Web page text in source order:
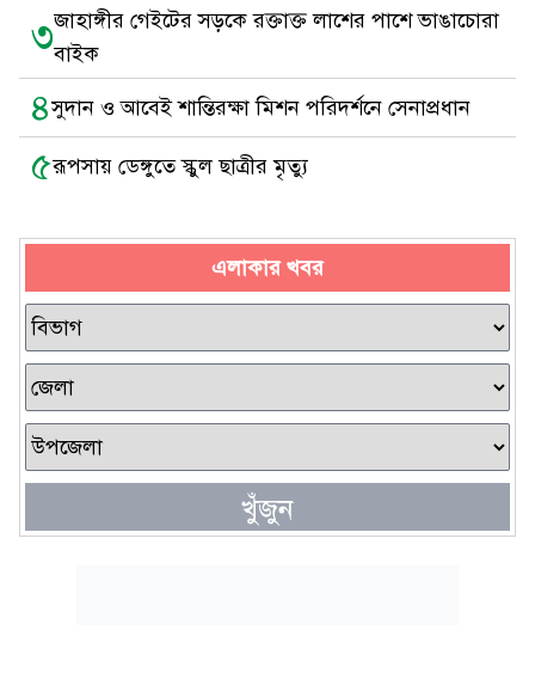
৩জাহাঙ্গীর গেইটের সড়কে রক্তাক্ত লাশের পাশে ভাঙাচোরা
বাইক
৪সুদান ও আবেই শান্তিরক্ষা মিশন পরিদর্শনে সেনাপ্রধান
৫রূপসায় ডেঙ্গুতে স্কুল ছাত্রীর মৃত্যু
এলাকার খবর
খুঁজুন